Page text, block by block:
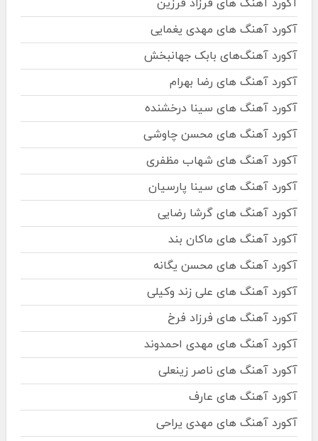
آکورد آهنگ های فرزاد فرزین
آکورد آهنگ های مهدی یغمایی
آکورد آهنگ‌های بابک جهانبخش
آکورد آهنگ های رضا بهرام
آکورد آهنگ های سینا درخشنده
آکورد آهنگ های محسن چاوشی
آکورد آهنگ های شهاب مظفری
آکورد آهنگ های سینا پارسیان
آکورد آهنگ های گرشا رضایی
آکورد آهنگ های ماکان بند
آکورد آهنگ های محسن یگانه
آکورد آهنگ های علی زند وکیلی
آکورد آهنگ های فرزاد فرخ
آکورد آهنگ های مهدی احمدوند
آکورد آهنگ های ناصر زینعلی
آکورد آهنگ های عارف
آکورد آهنگ های مهدی یراحی